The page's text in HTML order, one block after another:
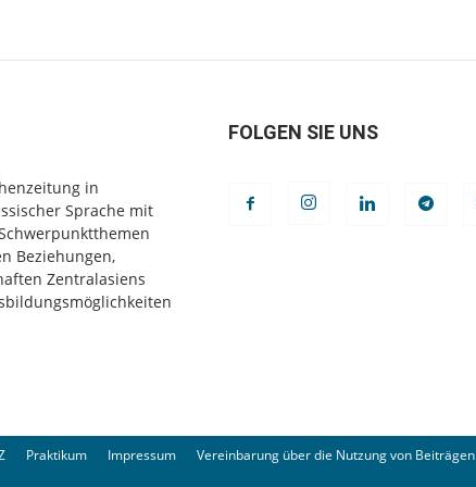
in
Sprache mit
Beziehungen,
Zentralasiens
FOLGEN SIE UNS
Praktikum Impressum Vereinbarung über die Nutzung von Beiträgen